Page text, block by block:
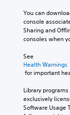
You can
console
Sharing and
consoles when
See
Health Warnings
for important
Library
exclusively
Software Usage